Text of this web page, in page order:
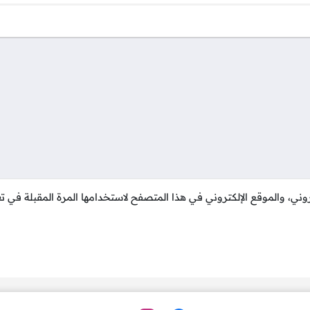
داخل مؤسسات مالية كبرى (كالتمويل أو إعداد التقارير
ووالديه.
مميزة.
والموقع الإلكتروني في هذا المتصفح لاستخدامها المرة المقبلة في